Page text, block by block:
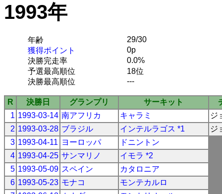
1993年
年齢
29/30
獲得ポイント
0p
決勝完走率
0.0%
予選最高順位
18位
決勝最高順位
---
R 決勝日 グランプリ サーキット
1 1993-03-14 南アフリカ キャラミ
ジ
2 1993-03-28 ブラジル インテルラゴス *1
ジ
3 1993-04-11 ヨーロッパ
ドニントン
4 1993-04-25 サンマリノ
イモラ *2
5 1993-05-09 スペイン
カタロニア
6 1993-05-23 モナコ
モンテカルロ